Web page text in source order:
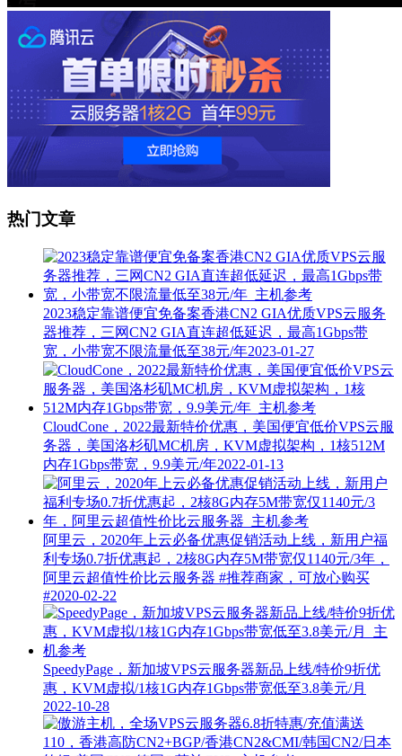
热门文章
2023稳定靠谱便宜免备案香港CN2 GIA优质VPS云服务
器推荐，三网CN2 GIA直连超低延迟，最高1Gbps带
宽，小带宽不限流量低至38元/年2023-01-27
CloudCone，2022最新特价优惠，美国便宜低价VPS云服
务器，美国洛杉矶MC机房，KVM虚拟架构，1核512M
内存1Gbps带宽，9.9美元/年2022-01-13
阿里云，2020年上云必备优惠促销活动上线，新用户福
利专场0.7折优惠起，2核8G内存5M带宽仅1140元/3年，
阿里云超值性价比云服务器 #推荐商家，可放心购买
#2020-02-22
SpeedyPage，新加坡VPS云服务器新品上线/特价9折优
惠，KVM虚拟/1核1G内存1Gbps带宽低至3.8美元/月
2022-10-28